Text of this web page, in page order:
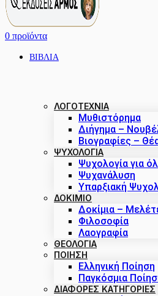
0 προϊόντα
ΒΙΒΛΙΑ
ΛΟΓΟΤΕΧΝΙΑ
Μυθιστόρημα
Διήγημα –
Βιογραφίες –
ΨΥΧΟΛΟΓΙΑ
Ψυχολογία για
Ψυχανάλυση
Υπαρξιακή
ΔΟΚΊΜΙΟ
Δοκίμια –
Φιλοσοφία
Λαογραφία
ΘΕΟΛΟΓΙΑ
ΠΟΙΗΣΗ
Ελληνική Ποίηση
Παγκόσμια
ΔΙΑΦΟΡΕΣ ΚΑΤΗΓΟΡΙΕΣ